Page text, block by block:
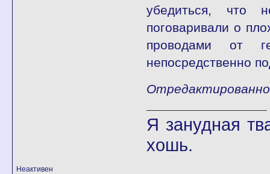
убедиться, что
поговаривали о
проводами от
непосредственно
Я занудная
хошь.
Неактивен